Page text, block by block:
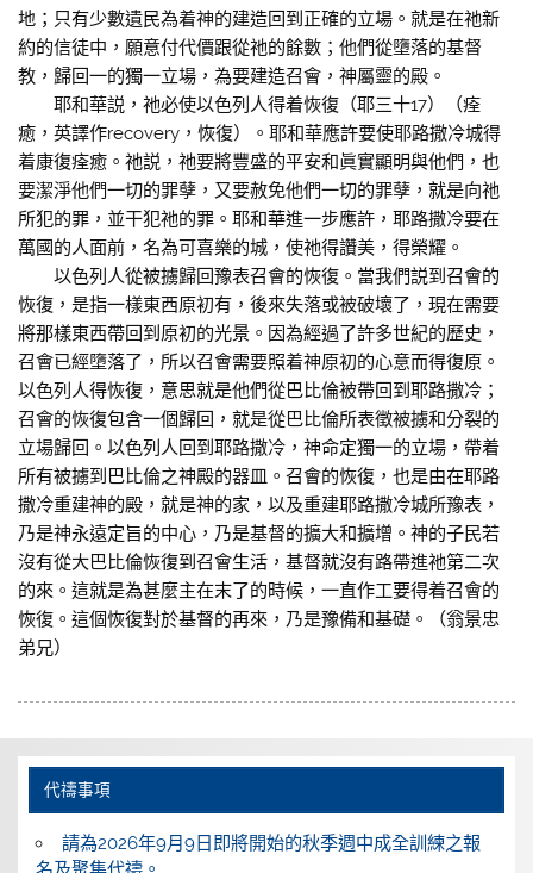
地；只有少數遺民為着神的建造回到正確的立場。就是在祂新
約的信徒中，願意付代價跟從祂的餘數；他們從墮落的基督
教，歸回一的獨一立場，為要建造召會，神屬靈的殿。
耶和華説，祂必使以色列人得着恢復（耶三十17）（痊
癒，英譯作recovery，恢復）。耶和華應許要使耶路撒冷城得
着康復痊癒。祂説，祂要將豐盛的平安和眞實顯明與他們，也
要潔淨他們一切的罪孽，又要赦免他們一切的罪孽，就是向祂
所犯的罪，並干犯祂的罪。耶和華進一步應許，耶路撒冷要在
萬國的人面前，名為可喜樂的城，使祂得讚美，得榮耀。
以色列人從被擄歸回豫表召會的恢復。當我們説到召會的
恢復，是指一樣東西原初有，後來失落或被破壞了，現在需要
將那樣東西帶回到原初的光景。因為經過了許多世紀的歷史，
召會已經墮落了，所以召會需要照着神原初的心意而得復原。
以色列人得恢復，意思就是他們從巴比倫被帶回到耶路撒冷；
召會的恢復包含一個歸回，就是從巴比倫所表徵被擄和分裂的
立場歸回。以色列人回到耶路撒冷，神命定獨一的立場，帶着
所有被擄到巴比倫之神殿的器皿。召會的恢復，也是由在耶路
撒冷重建神的殿，就是神的家，以及重建耶路撒冷城所豫表，
乃是神永遠定旨的中心，乃是基督的擴大和擴增。神的子民若
沒有從大巴比倫恢復到召會生活，基督就沒有路帶進祂第二次
的來。這就是為甚麼主在末了的時候，一直作工要得着召會的
恢復。這個恢復對於基督的再來，乃是豫備和基礎。（翁景忠
弟兄）
代禱事項
請為2026年9月9日即將開始的秋季週中成全訓練之報